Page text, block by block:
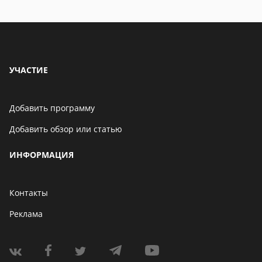
Бенчмарк AnTuTu
06 мая 2021
УЧАСТИЕ
Добавить программу
Добавить обзор или статью
ИНФОРМАЦИЯ
Контакты
Реклама